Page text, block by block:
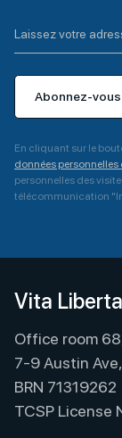
Abonnez-vous
En cliquant sur le
données
personnelles des
télécommunication
e
n
a
t
i
Vita
Office room
7-9 Austin
BRN 71319262
TCSP License